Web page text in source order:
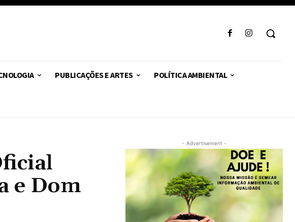
PUBLICAÇÕES E ARTES POLÍTICA AMBIENTAL
e Dom
- Advertisement -